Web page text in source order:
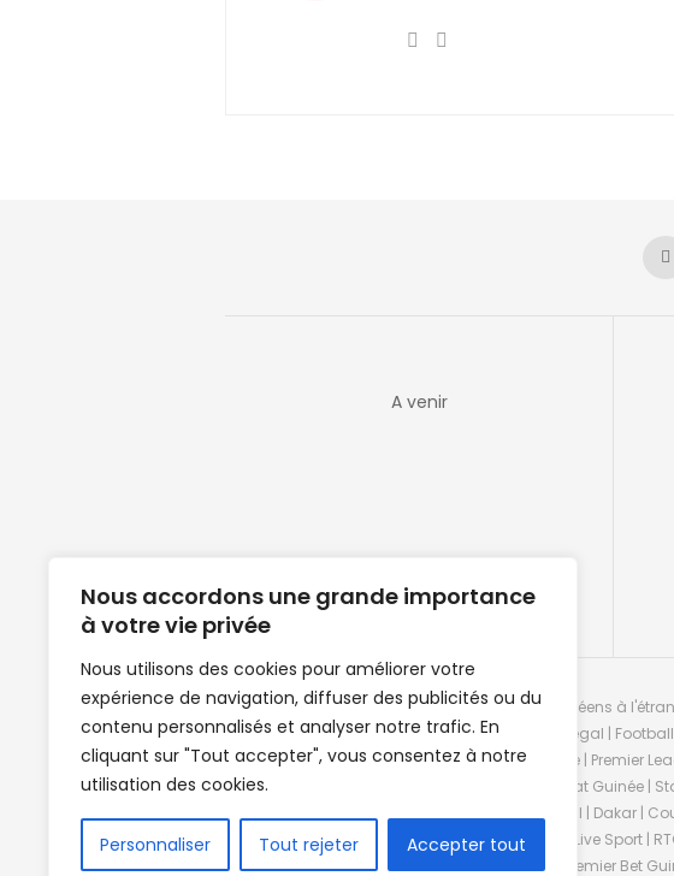
Nous accordons une grande importance
à votre vie privée
Nous utilisons des cookies pour améliorer votre
expérience de navigation, diffuser des publicités ou du
contenu personnalisés et analyser notre trafic. En
cliquant sur "Tout accepter", vous consentez à notre
utilisation des cookies.
Personnaliser Tout rejeter Accepter tout
A venir
Clubs de football en Guinée | Footballeurs guinéens à
de Guinée de football | Mercato | Lions du Sénégal |
News | Match en direct | But | Actualité au Guinée | Premier
| Handball Guinee | Match Guinee | Championnat Guinée |
de Guinée | Senegal Equipe | Guinée | Le Senegal | Dakar |
en direct | Boxe | Sénégal Dakar | La Guinée | Live Sport |
Africasport | Clubs de football guinéens | Premier Bet